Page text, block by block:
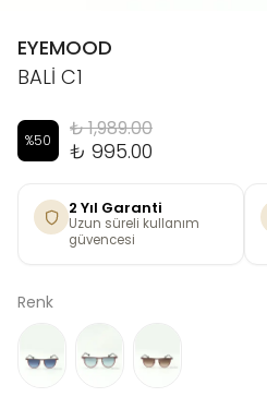
EYEMOOD
BALİ C1
%50 ₺ 1,989.00
₺ 995.00
2 Yıl Garanti
Uzun süreli kullanım
güvencesi
Renk